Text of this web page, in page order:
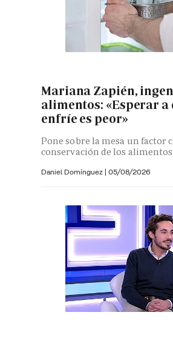
Mariana Zapién,
alimentos: «Esperar a
enfríe es peor»
Pone sobre la mesa un factor
conservación de los alimentos
Daniel Domínguez | 05/08/2026